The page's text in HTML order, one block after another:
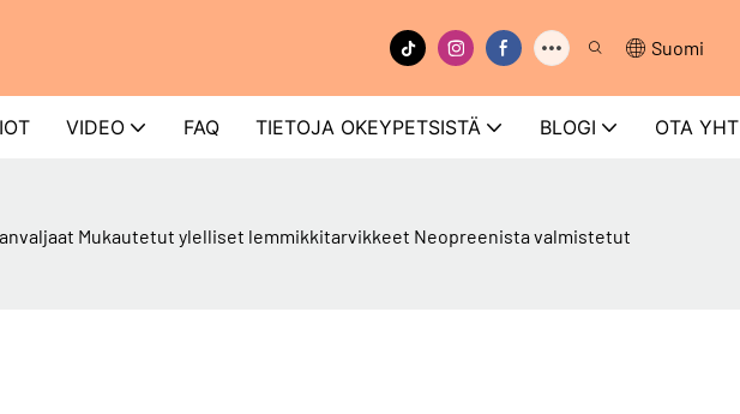
Suomi
VIDEO FAQ TIETOJA OKEYPETSISTÄ BLOGI OTA
Mukautetut ylelliset lemmikkitarvikkeet Neopreenista valmistetut